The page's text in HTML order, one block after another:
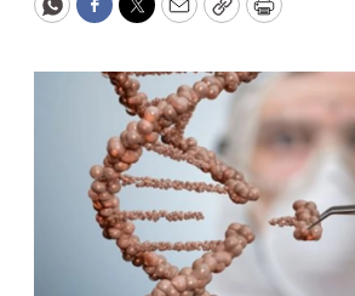
WhatsApp
Facebook
Twitter
EmailCopyPrint